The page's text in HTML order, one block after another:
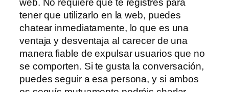
web. No requiere que te registres para
tener que utilizarlo en la web, puedes
chatear inmediatamente, lo que es una
ventaja y desventaja al carecer de una
manera fiable de expulsar usuarios que no
se comporten. Si te gusta la conversación,
puedes seguir a esa persona, y si ambos